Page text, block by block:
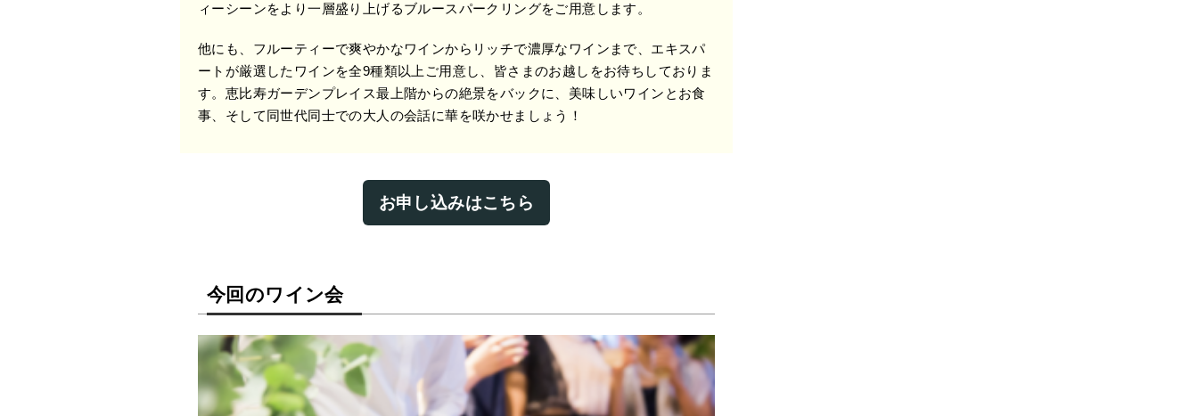
ィーシーンをより一層盛り上げるブルースパークリングをご用意します。
他にも、フルーティーで爽やかなワインからリッチで濃厚なワインまで、エキスパ
ートが厳選したワインを全9種類以上ご用意し、皆さまのお越しをお待ちしておりま
す。恵比寿ガーデンプレイス最上階からの絶景をバックに、美味しいワインとお食
事、そして同世代同士での大人の会話に華を咲かせましょう！
お申し込みはこちら
今回のワイン会